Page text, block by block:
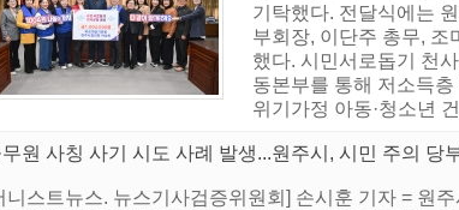
기탁했다. 전달식에는
부회장, 이단주 총무, 조
했다. 시민서로돕기 천
동본부를 통해 저소득
위기가정 아동·청소년
원 사칭 사기 시도 사례 발생...원주시, 시민 주의 당
니스트뉴스. 뉴스기사검증위원회] 손시훈 기자 = 원